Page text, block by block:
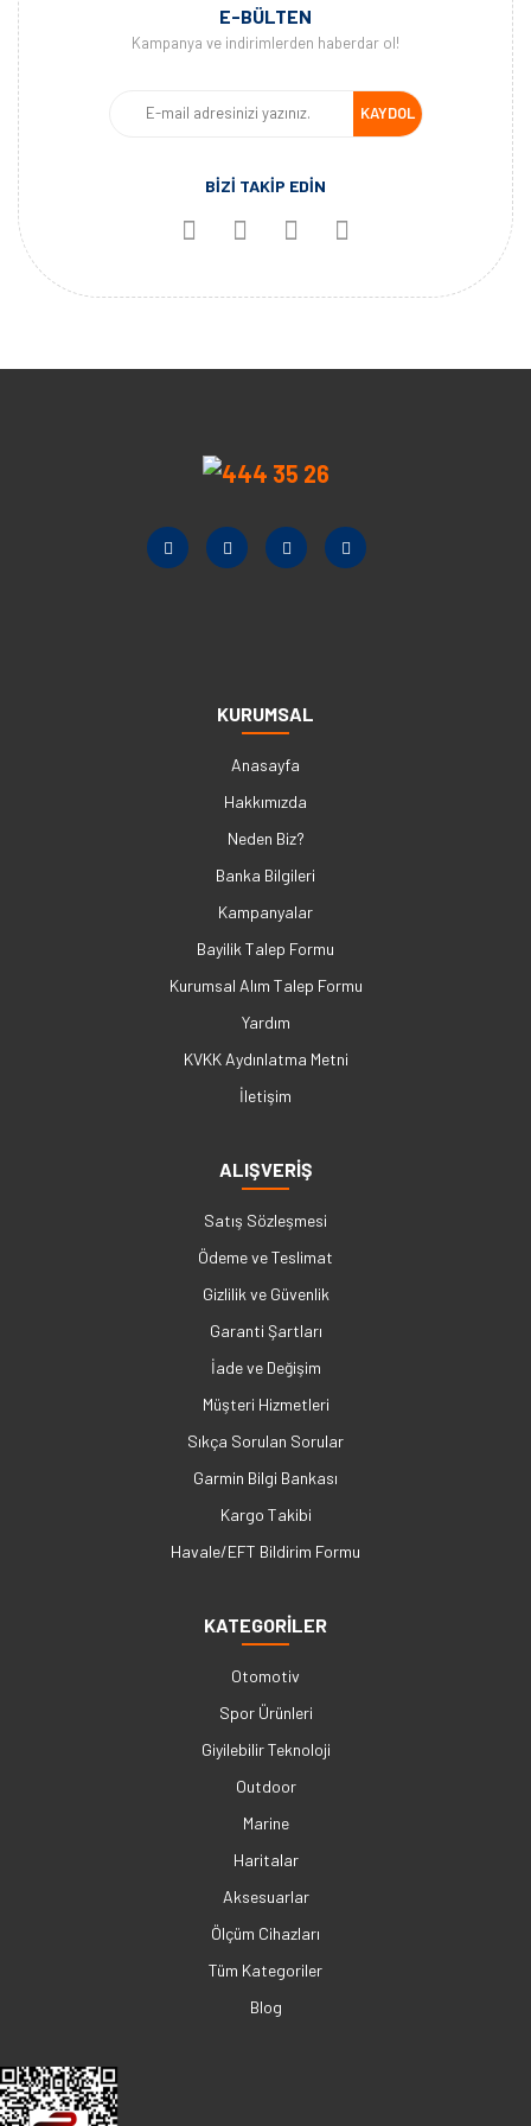
E-BÜLTEN
Kampanya ve indirimlerden haberdar ol!
KAYDOL
BİZİ TAKİP EDİN
KURUMSAL
Anasayfa
Hakkımızda
Neden Biz?
Banka Bilgileri
Kampanyalar
Bayilik Talep Formu
Kurumsal Alım Talep Formu
Yardım
KVKK Aydınlatma Metni
İletişim
ALIŞVERİŞ
Satış Sözleşmesi
Ödeme ve Teslimat
Gizlilik ve Güvenlik
Garanti Şartları
İade ve Değişim
Müşteri Hizmetleri
Sıkça Sorulan Sorular
Garmin Bilgi Bankası
Kargo Takibi
Havale/EFT Bildirim Formu
KATEGORİLER
Otomotiv
Spor Ürünleri
Giyilebilir Teknoloji
Outdoor
Marine
Haritalar
Aksesuarlar
Ölçüm Cihazları
Tüm Kategoriler
Blog